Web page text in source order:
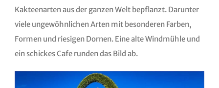
Kakteenarten aus der ganzen Welt bepflanzt. Darunter
viele ungewöhnlichen Arten mit besonderen Farben,
Formen und riesigen Dornen. Eine alte Windmühle und
ein schickes Cafe runden das Bild ab.